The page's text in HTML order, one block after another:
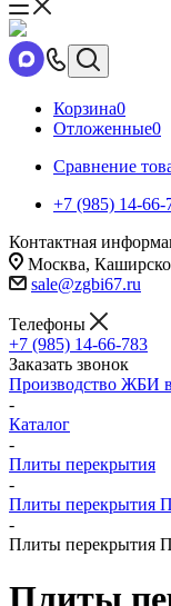
Корзина0
Отложенные0
Сравнение
+7 (985) 14-66-
Контактная
Москва,
sale@zgbi67.ru
Телефоны
+7 (985) 14-66-783
Заказать звонок
Производство ЖБИ
-
Каталог
-
Плиты перекрытия
-
Плиты перекрытия
-
Плиты перекрытия